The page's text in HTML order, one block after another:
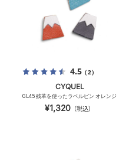
4.5（2）
CYQUEL
GL45 残革を使ったラペルピン オレンジ
¥1,320 （税込）